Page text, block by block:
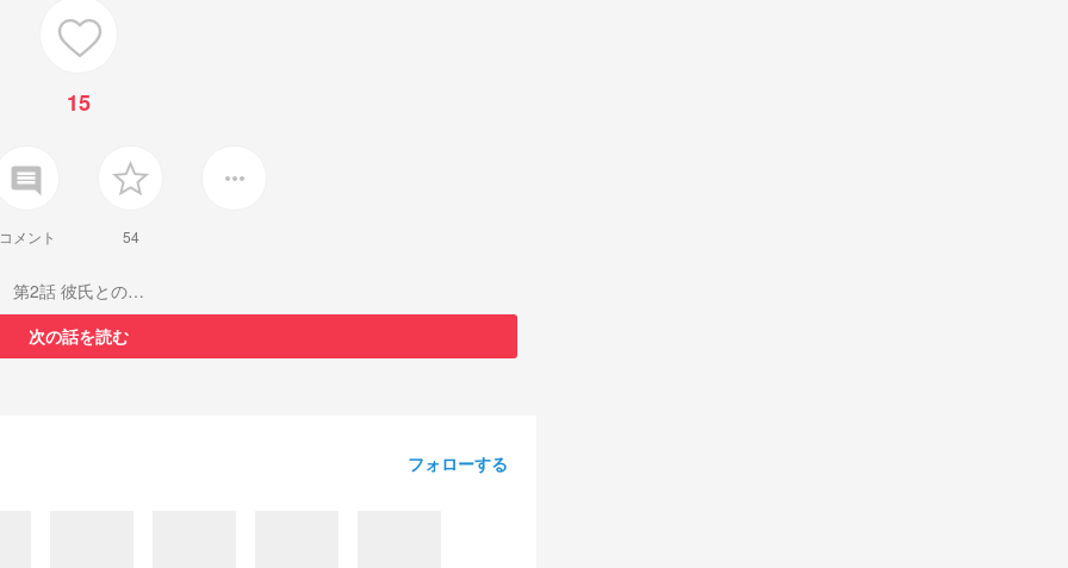
15
insert_comment
メント 54
more_horiz
第2話 彼氏との…
次の話を読む
フォローする